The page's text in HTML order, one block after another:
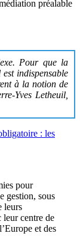
préalable
Pour que la
indispensable
à la notion de
Yves Letheuil,
: les
pour
gestion, sous
leurs
leur centre de
et des